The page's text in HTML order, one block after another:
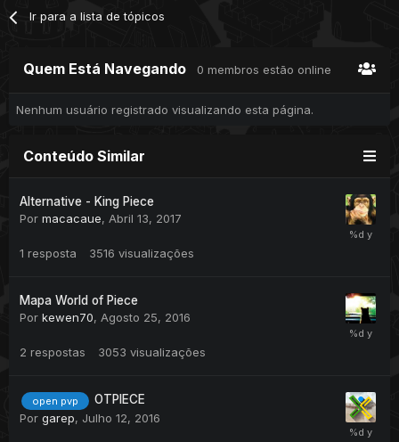
Ir para a lista de tópicos
Quem Está Navegando 0 membros estão online
Nenhum usuário registrado visualizando esta página.
Conteúdo Similar
Alternative - King Piece
Por macacaue, Abril 13, 2017
1 resposta 3516 visualizações
Mapa World of Piece
Por kewen70, Agosto 25, 2016
2 respostas 3053 visualizações
open pvp
OTPIECE
Por garep, Julho 12, 2016